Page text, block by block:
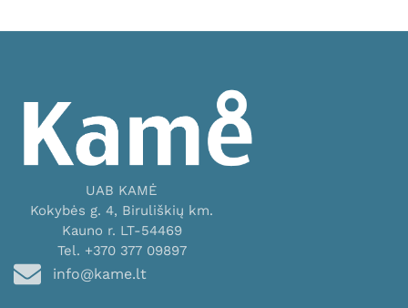
UAB KAMĖ
Kokybės g. 4, Biruliškių km.
Kauno r. LT-54469
Tel. +370 377 09897
info@kame.lt